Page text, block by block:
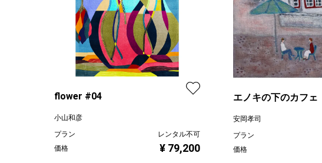
flower #04
小山和彦
プラン
レンタル不可
価格
¥ 79,200
エノキの下のカフェ
安岡孝司
プラン
価格